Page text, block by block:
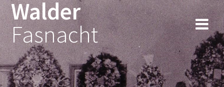
Walder
Fasnacht